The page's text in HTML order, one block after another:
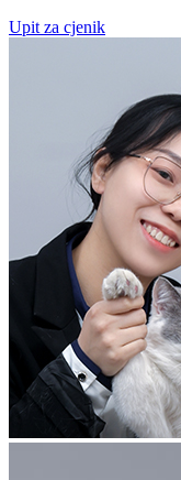
Upit za cjenik